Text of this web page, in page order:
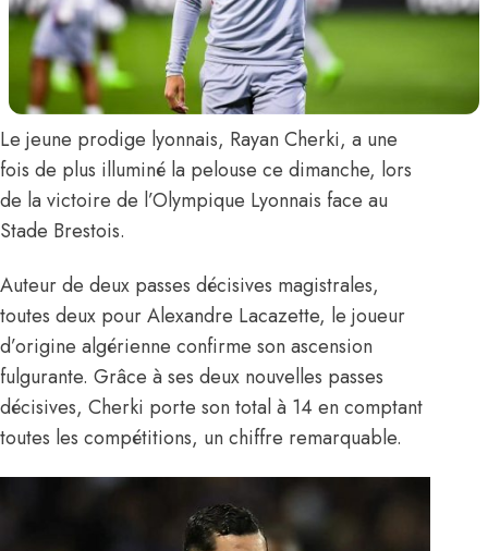
Le jeune prodige lyonnais, Rayan Cherki, a une
fois de plus illuminé la pelouse ce dimanche, lors
de la victoire de l’Olympique Lyonnais face au
Stade Brestois.
Auteur de deux passes décisives magistrales,
toutes deux pour Alexandre Lacazette, le joueur
d’origine algérienne confirme son ascension
fulgurante. Grâce à ses deux nouvelles passes
décisives, Cherki porte son total à 14 en comptant
toutes les compétitions, un chiffre remarquable.